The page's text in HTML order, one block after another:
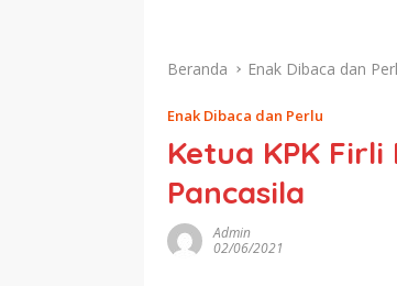
Beranda Enak Dibaca dan
Enak Dibaca dan Perlu
Ketua KPK
Pancasila
Admin
02/06/2021